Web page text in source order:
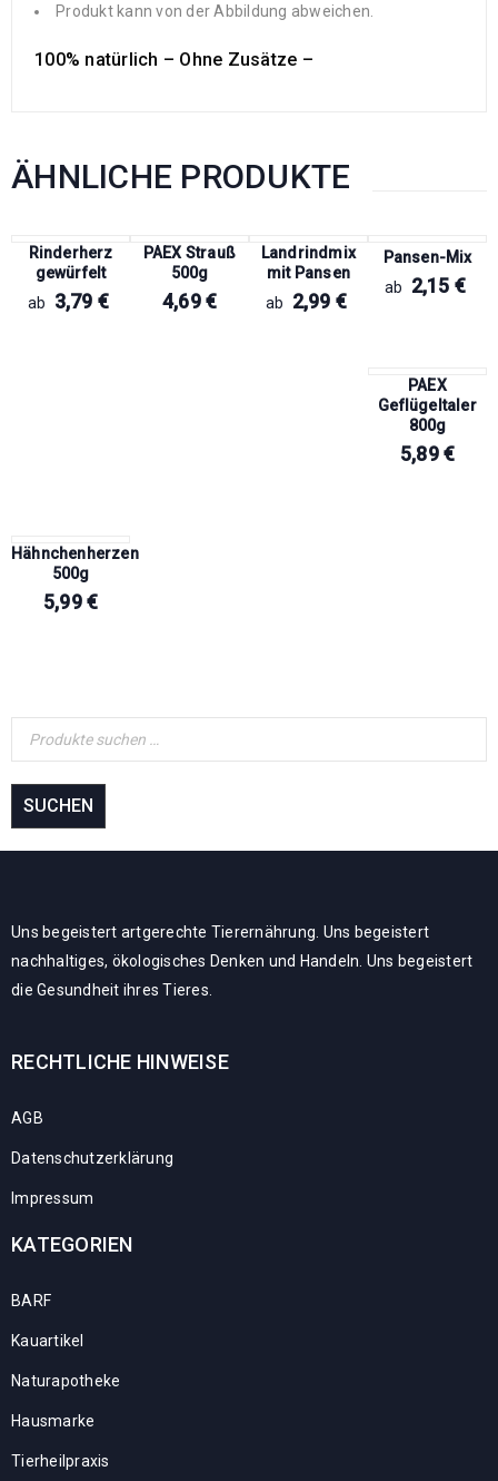
SUCHEN
Produkt kann von der Abbildung abweichen.
100% natürlich – Ohne Zusätze –
ÄHNLICHE PRODUKTE
Rinderherz
gewürfelt
ab
3,79 €
PAEX Strauß
500g
4,69€
Landrindmix
mit Pansen
ab
2,99 €
Pansen-Mix
ab
2,15 €
PAEX
Geflügeltaler
800g
5,89€
Hähnchenherzen
500g
5,99€
Uns begeistert artgerechte Tierernährung. Uns begeistert
nachhaltiges, ökologisches Denken und Handeln. Uns begeistert
die Gesundheit ihres Tieres.
RECHTLICHE HINWEISE
AGB
Datenschutzerklärung
Impressum
KATEGORIEN
BARF
Kauartikel
Naturapotheke
Hausmarke
Tierheilpraxis